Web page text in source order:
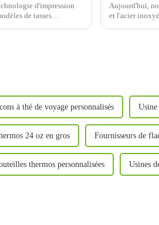
d'impression
de tasses
Aujourd'hui,
et l'acier
à thé de voyage personnalisés Usine
24 oz en gros Fournisseurs de
thermos personnalisées Usines